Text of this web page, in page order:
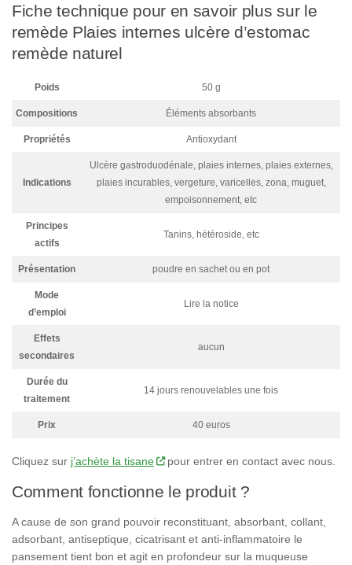
Fiche technique pour en savoir plus sur le
remède Plaies internes ulcère d’estomac
remède naturel
Poids 50 g
Compositions Éléments absorbants
Propriétés Antioxydant
Indications
Ulcère gastroduodénale, plaies internes, plaies externes,
plaies incurables, vergeture, varicelles, zona, muguet,
empoisonnement, etc
Principes
actifs
Tanins, hétéroside, etc
Présentation poudre en sachet ou en pot
Mode
d’emploi
Lire la notice
Effets
secondaires
aucun
Durée du
traitement
14 jours renouvelables une fois
Prix 40 euros
Cliquez sur j’achète la tisane pour entrer en contact avec nous.
Comment fonctionne le produit ?
A cause de son grand pouvoir reconstituant, absorbant, collant,
adsorbant, antiseptique, cicatrisant et anti-inflammatoire le
pansement tient bon et agit en profondeur sur la muqueuse